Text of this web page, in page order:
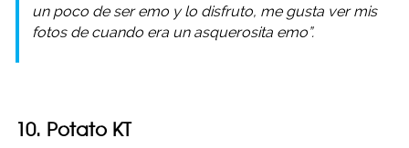
un poco de ser emo y lo disfruto, me gusta ver mis
fotos de cuando era un asquerosita emo”.
10. Potato KT